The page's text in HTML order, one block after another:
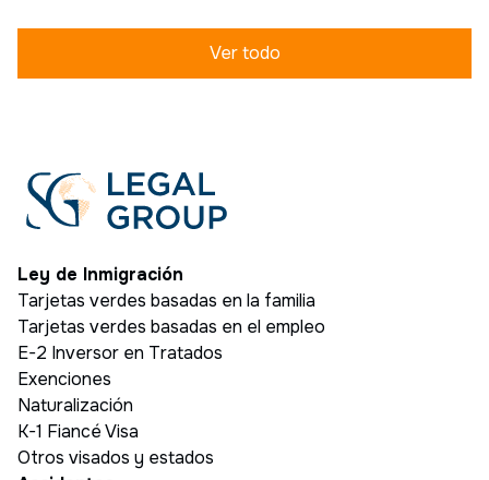
Ver todo
Ley de Inmigración
Tarjetas verdes basadas en la familia
Tarjetas verdes basadas en el empleo
E-2 Inversor en Tratados
Exenciones
Naturalización
K-1 Fiancé Visa
Otros visados y estados